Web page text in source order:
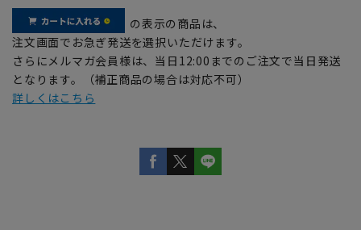
の表示の商品は、
注文画面でお急ぎ発送を選択いただけます。
さらにメルマガ会員様は、当日12:00までのご注文で当日発送
となります。（補正商品の場合は対応不可）
詳しくはこちら